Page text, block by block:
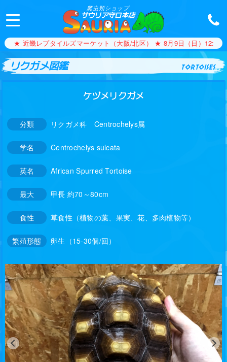
爬虫類ショップ
サウリア守口本店
★ 近畿レプタイルズマーケット（大阪/北区） ★ 8月9日（日）12:00
リクガメ図鑑 tortoises
ケヅメリクガメ
分類 リクガメ科 Centrochelys属
学名 Centrochelys sulcata
英名 African Spurred Tortoise
最大 甲長 約70～80cm
食性 草食性（植物の葉、果実、花、多肉植物等）
繁殖形態 卵生（15-30個/回）